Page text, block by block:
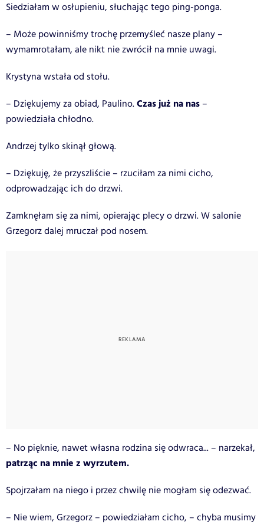
Siedziałam w osłupieniu, słuchając tego ping-ponga.
– Może powinniśmy trochę przemyśleć nasze plany –
wymamrotałam, ale nikt nie zwrócił na mnie uwagi.
Krystyna wstała od stołu.
– Dziękujemy za obiad, Paulino.Czas już na nas –
powiedziała chłodno.
Andrzej tylko skinął głową.
– Dziękuję, że przyszliście – rzuciłam za nimi cicho,
odprowadzając ich do drzwi.
Zamknęłam się za nimi, opierając plecy o drzwi. W salonie
Grzegorz dalej mruczał pod nosem.
– No pięknie, nawet własna rodzina się odwraca... – narzekał,
patrząc na mnie z wyrzutem.
Spojrzałam na niego i przez chwilę nie mogłam się odezwać.
– Nie wiem, Grzegorz – powiedziałam cicho, – chyba musimy